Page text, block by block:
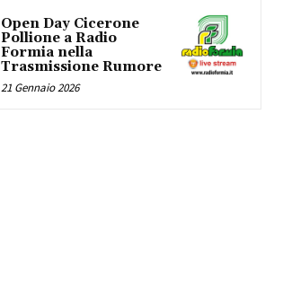
Open Day Cicerone
Pollione a Radio
Formia nella
Trasmissione Rumore
21 Gennaio 2026